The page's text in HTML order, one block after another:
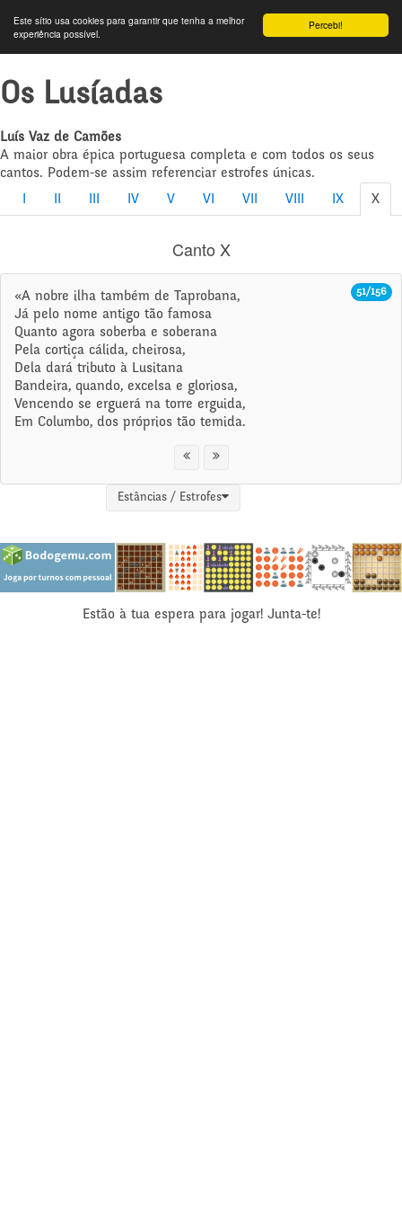
Percebi!
Este sítio usa cookies para garantir que tenha a melhor
experiência possível.
Os Lusíadas
Luís Vaz de Camões
A maior obra épica portuguesa completa e com todos os seus
cantos. Podem-se assim referenciar estrofes únicas.
IV V VI VII VIII IX X
Canto X
51/156
«A nobre ilha também de Taprobana,
Já pelo nome antigo tão famosa
Quanto agora soberba e soberana
Pela cortiça cálida, cheirosa,
Dela dará tributo à Lusitana
Bandeira, quando, excelsa e gloriosa,
Vencendo se erguerá na torre erguida,
Em Columbo, dos próprios tão temida.
Estâncias / Estrofes
Estão à tua espera para jogar! Junta-te!